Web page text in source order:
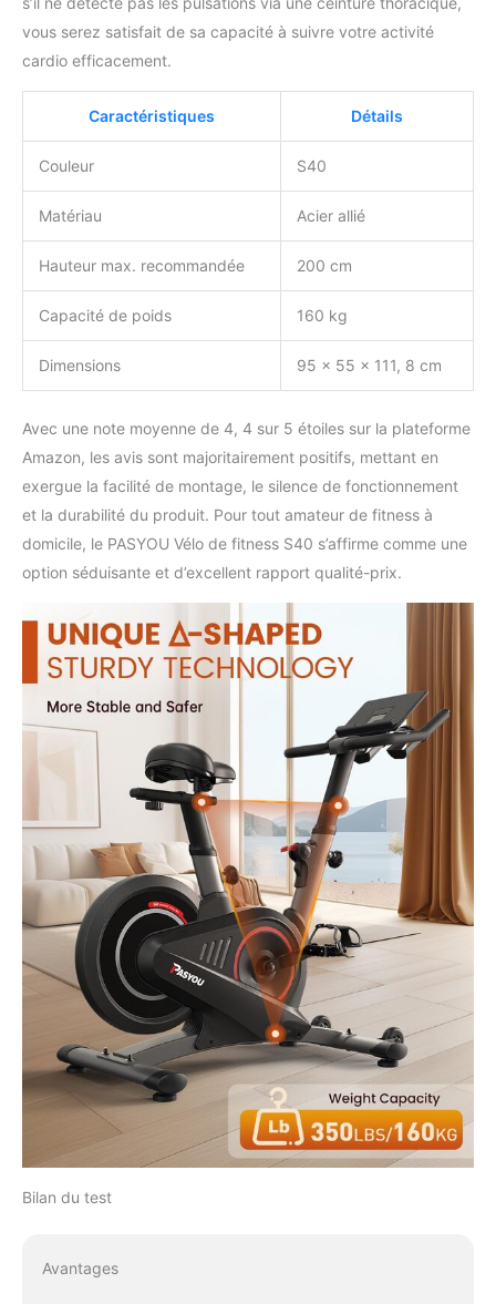
vous serez satisfait de sa capacité à suivre votre activité
cardio efficacement.
Caractéristiques Détails
Couleur S40
Matériau Acier allié
Hauteur max. recommandée 200 cm
Capacité de poids 160 kg
Dimensions 95 x 55 x 111, 8 cm
Avec une note moyenne de 4, 4 sur 5 étoiles sur la plateforme
Amazon, les avis sont majoritairement positifs, mettant en
exergue la facilité de montage, le silence de fonctionnement
et la durabilité du produit. Pour tout amateur de fitness à
domicile, le PASYOU Vélo de fitness S40 s’affirme comme une
option séduisante et d’excellent rapport qualité-prix.
Bilan du test
Avantages